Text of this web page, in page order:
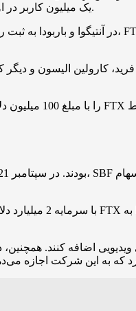
یک میلیون کاربر در اوج فعالیت خود در ماه ژوئیه 2021 (مصادف با تیر 1400) داشت و سومین صرافی بزرگ ارز دیجیتال از نظر حجم تراکنش بود.